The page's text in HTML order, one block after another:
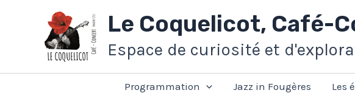
Le Coquelicot, Café-
Espace de curiosité et
Programmation Jazz in Fougères Les